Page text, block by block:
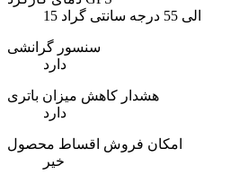
15 الی 55 درجه سانتی گراد
سنسور گرانشی
دارد
هشدار کاهش میزان باتری
دارد
امکان فروش اقساط محصول
خیر